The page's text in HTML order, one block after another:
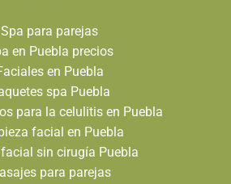
Spa para parejas
en Puebla precios
en Puebla
spa Puebla
para la celulitis en Puebla
facial en Puebla
sin cirugía Puebla
para parejas